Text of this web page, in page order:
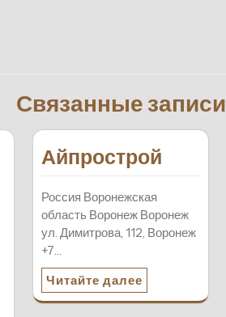
Связанные записи
Айпрострой
Россия Воронежская
область Воронеж Воронеж
ул. Димитрова, 112, Воронеж
+7…
Читайте далее